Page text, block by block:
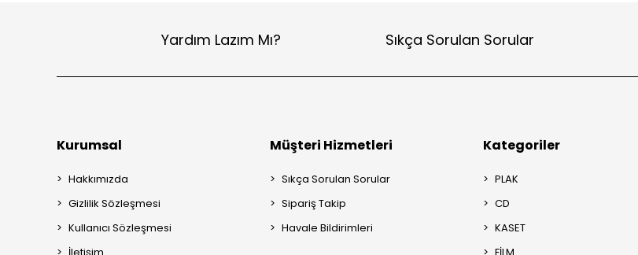
Yardım Lazım Mı? Sıkça Sorulan Sorular
Kurumsal
Hakkımızda
Gizlilik Sözleşmesi
Kullanıcı Sözleşmesi
Müşteri Hizmetleri
Sıkça Sorulan Sorular
Sipariş Takip
Havale Bildirimleri
Kategoriler
PLAK
CD
KASET